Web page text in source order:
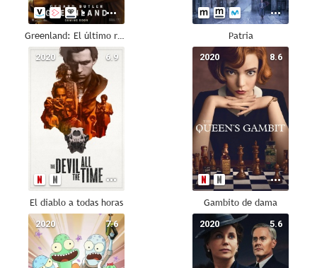
Greenland: El último refugio Patria
6.9
2020
El diablo a todas horas
8.6
2020
Gambito de dama
7.6
2020 5.6
2020